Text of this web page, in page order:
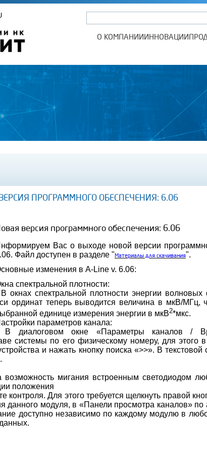
О КОМПАНИИ ИННОВАЦИИ
ПРОГРАММНОГО ОБЕСПЕЧЕНИЯ: 6.06
версия программного обеспечения: 6.06
Вас о выходе новой версии
Файл доступен в разделе " Материалы для скачивания".
изменения в A-Line v. 6.06:
спектральной плотности:
окнах спектральной плотности энергии
ординат теперь выводится величина в мкВ/МГц,
единице измерения энергии в мкВ2*мкс.
параметров канала:
диалоговом окне «Параметры каналов /
системы по его физическому номеру, для этого
и нажать кнопку поиска «>>». В текстовой
мигания встроенным светодиодом
положения
контроля. Для этого требуется щелкнуть правой
данного модуля, в «Панели просмотра каналов» по
доступно независимо по каждому модулю в